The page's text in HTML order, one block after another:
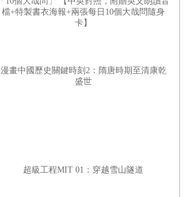
檔+特製書衣海報+兩張每日10個大哉問隨身
卡】
漫畫中國歷史關鍵時刻2：隋唐時期至清康乾
盛世
超級工程MIT 01：穿越雪山隧道